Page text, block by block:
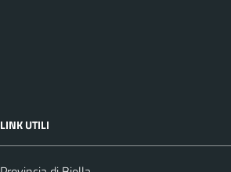
LINK UTILI